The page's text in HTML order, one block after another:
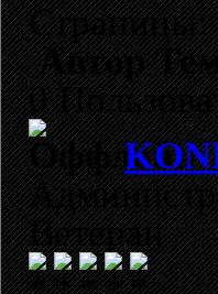
Страницы:
Автор
0
Ветеран